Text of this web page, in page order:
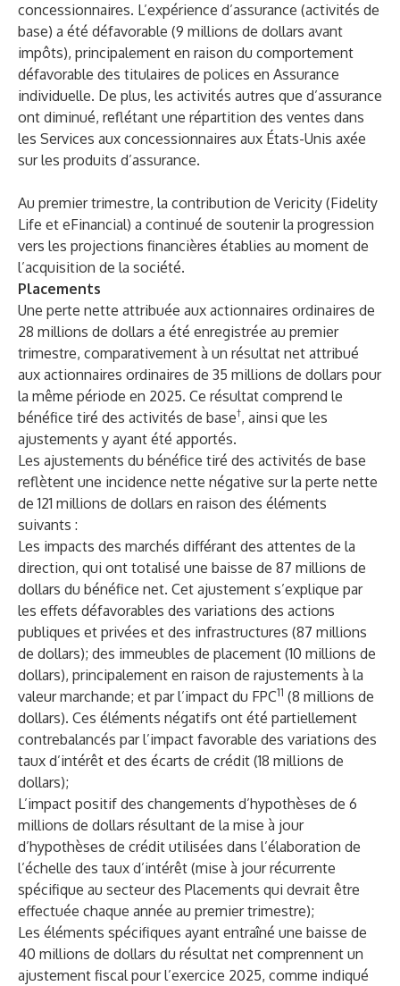
concessionnaires. L’expérience d’assurance (activités de
base) a été défavorable (9 millions de dollars avant
impôts), principalement en raison du comportement
défavorable des titulaires de polices en Assurance
individuelle. De plus, les activités autres que d’assurance
ont diminué, reflétant une répartition des ventes dans
les Services aux concessionnaires aux États-Unis axée
sur les produits d’assurance.
Au premier trimestre, la contribution de Vericity (Fidelity
Life et eFinancial) a continué de soutenir la progression
vers les projections financières établies au moment de
l’acquisition de la société.
Placements
Une perte nette attribuée aux actionnaires ordinaires de
28 millions de dollars a été enregistrée au premier
trimestre, comparativement à un résultat net attribué
aux actionnaires ordinaires de 35 millions de dollars pour
la même période en 2025. Ce résultat comprend le
bénéfice tiré des activités de base†, ainsi que les
ajustements y ayant été apportés.
Les ajustements du bénéfice tiré des activités de base
reflètent une incidence nette négative sur la perte nette
de 121 millions de dollars en raison des éléments
suivants :
Les impacts des marchés différant des attentes de la
direction, qui ont totalisé une baisse de 87 millions de
dollars du bénéfice net. Cet ajustement s’explique par
les effets défavorables des variations des actions
publiques et privées et des infrastructures (87 millions
de dollars); des immeubles de placement (10 millions de
dollars), principalement en raison de rajustements à la
valeur marchande; et par l’impact du FPC11 (8 millions de
dollars). Ces éléments négatifs ont été partiellement
contrebalancés par l’impact favorable des variations des
taux d’intérêt et des écarts de crédit (18 millions de
dollars);
L’impact positif des changements d’hypothèses de 6
millions de dollars résultant de la mise à jour
d’hypothèses de crédit utilisées dans l’élaboration de
l’échelle des taux d’intérêt (mise à jour récurrente
spécifique au secteur des Placements qui devrait être
effectuée chaque année au premier trimestre);
Les éléments spécifiques ayant entraîné une baisse de
40 millions de dollars du résultat net comprennent un
ajustement fiscal pour l’exercice 2025, comme indiqué